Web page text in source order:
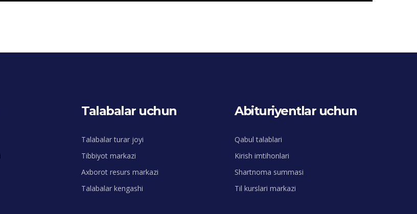
Talabalar uchun
Talabalar turar joyi
Tibbiyot markazi
Axborot resurs markazi
Talabalar kengashi
Abituriyentlar uchun
Qabul talablari
Kirish imtihonlari
Shartnoma summasi
Til kurslari markazi